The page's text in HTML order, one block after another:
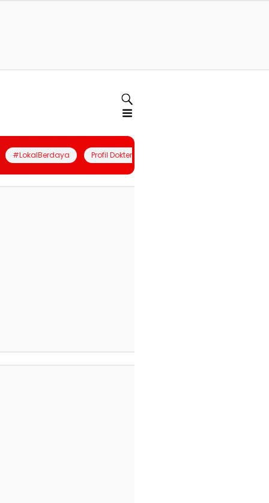
#LokalBerdaya Profil Dokter